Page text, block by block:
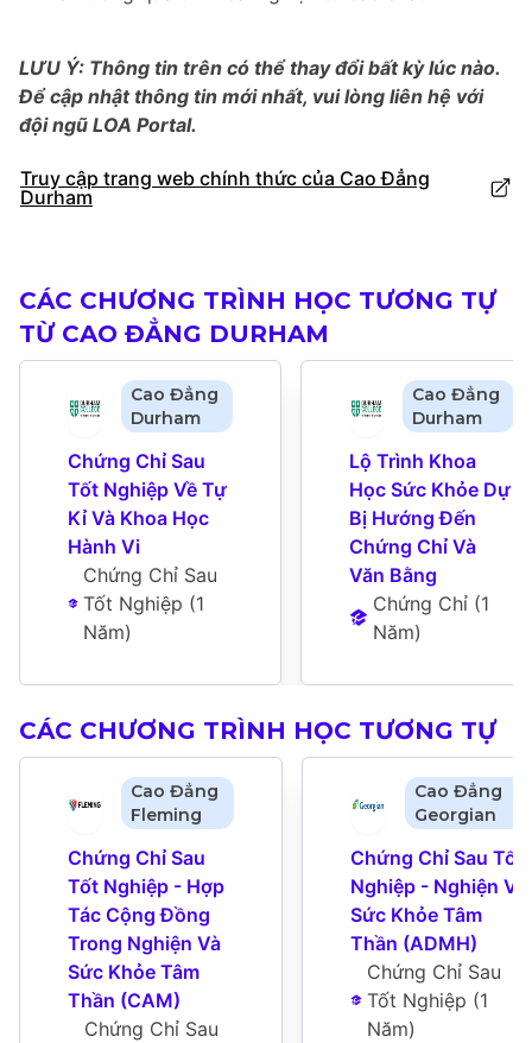
LƯU Ý: Thông tin trên có thể thay đổi bất kỳ lúc nào.
Để cập nhật thông tin mới nhất, vui lòng liên hệ với
đội ngũ LOA Portal.
Truy cập trang web chính thức của Cao Đẳng
Durham
CÁC CHƯƠNG TRÌNH HỌC TƯƠNG TỰ
TỪ CAO ĐẲNG DURHAM
Cao Đẳng
Durham
Chứng Chỉ Sau
Tốt Nghiệp Về Tự
Kỉ Và Khoa Học
Hành Vi
Chứng Chỉ Sau
Tốt Nghiệp (1
Năm)
Cao Đẳng
Durham
Lộ Trình Khoa
Học Sức Khỏe Dự
Bị Hướng Đến
Chứng Chỉ Và
Văn Bằng
Chứng Chỉ (1
Năm)
CÁC CHƯƠNG TRÌNH HỌC TƯƠNG TỰ
Cao Đẳng
Fleming
Chứng Chỉ Sau
Tốt Nghiệp - Hợp
Tác Cộng Đồng
Trong Nghiện Và
Sức Khỏe Tâm
Thần (CAM)
Chứng Chỉ Sau
Cao Đẳng
Georgian
Chứng Chỉ Sau Tốt
Nghiệp - Nghiện Và
Sức Khỏe Tâm
Thần (ADMH)
Chứng Chỉ Sau
Tốt Nghiệp (1
Năm)